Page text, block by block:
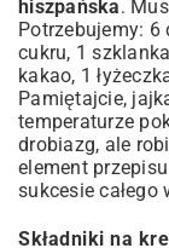
hiszpańska.
Potrzebujemy: 6
cukru, 1
kakao, 1
Pamiętajcie,
temperaturze
drobiazg, ale
element
sukcesie całego
Składniki na